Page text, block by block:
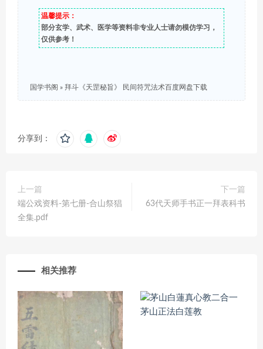
温馨提示：
部分玄学、武术、医学等资料非专业人士请勿模仿学习，
仅供参考！
国学书阁 » 拜斗《天罡秘旨》 民间符咒法术百度网盘下载
分享到：
上一篇
端公戏资料-第七册-合山祭猖
全集.pdf
下一篇
63代天师手书正一拜表科书
相关推荐